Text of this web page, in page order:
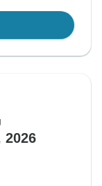
2026